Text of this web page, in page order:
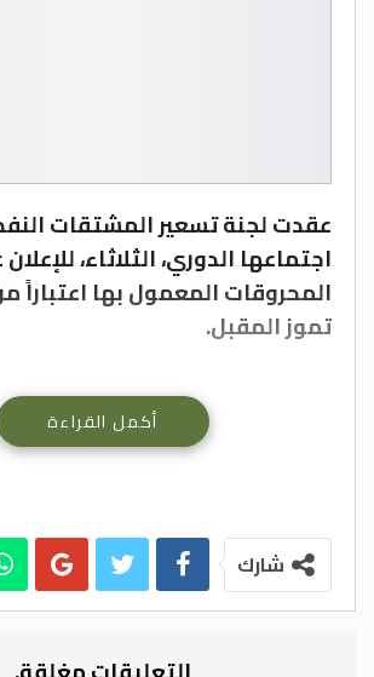
عقدت لجنة تسعير المشتقات
اجتماعها الدوري، الثلاثاء،
المحروقات المعمول بها اعتباراً
تموز المقبل.
وراجعت اللجنة أسعار المشتقات
حزيران ومقارنتها مع مثيلاتها
أكمل القراءة
شارك